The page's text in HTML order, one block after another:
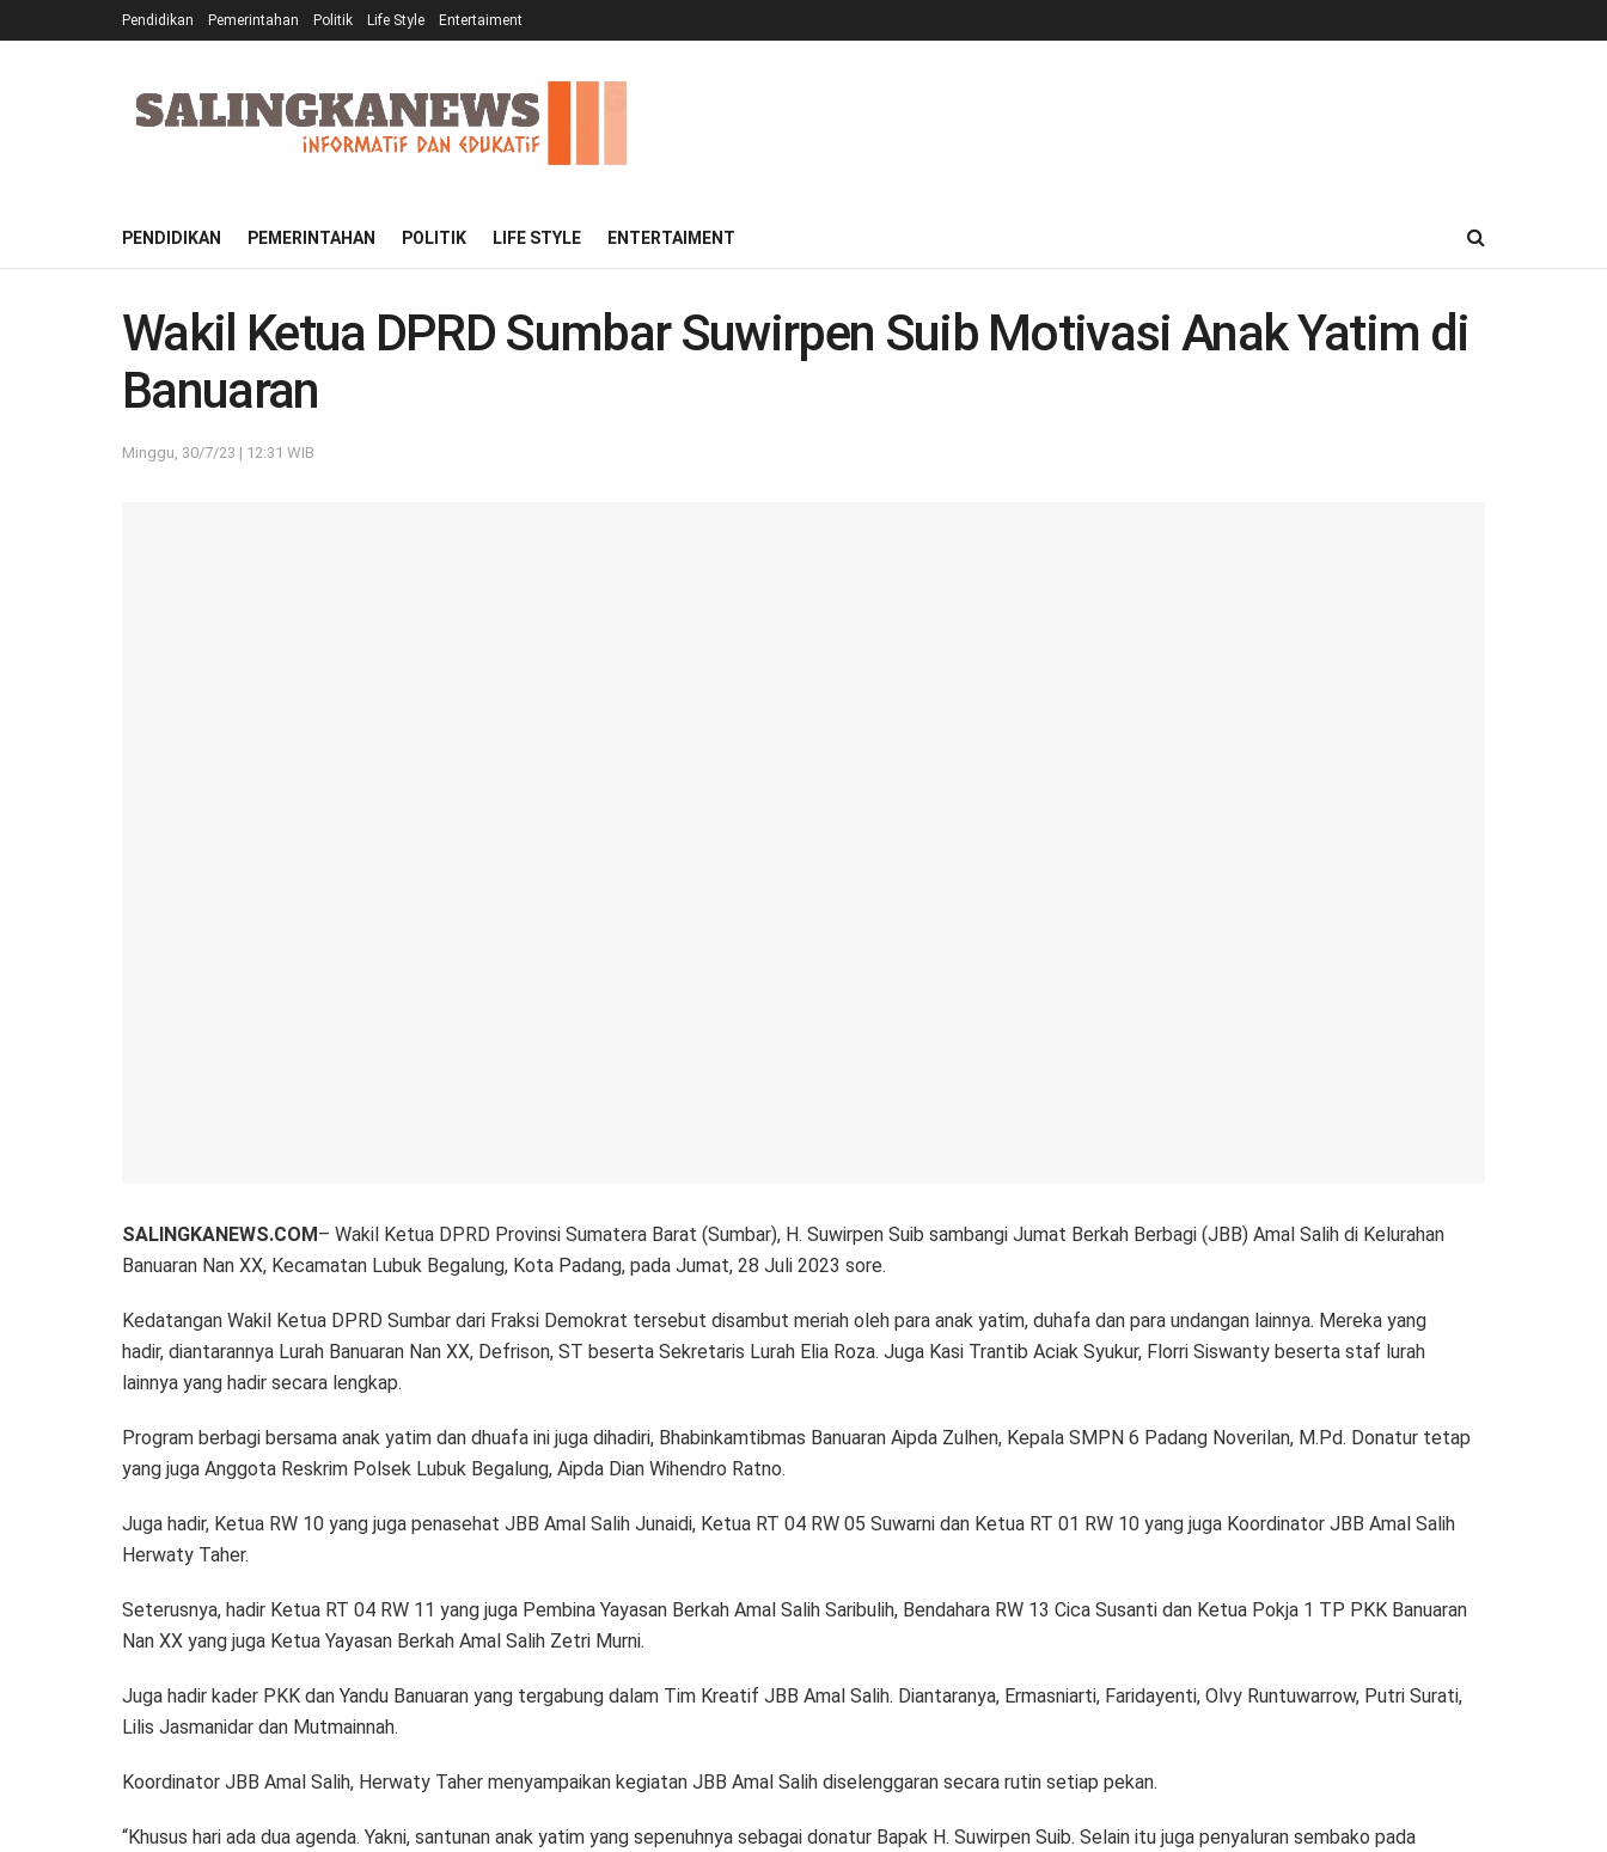
Pendidikan Pemerintahan Politik Life Style Entertaiment
PENDIDIKAN PEMERINTAHAN POLITIK LIFE STYLE ENTERTAIMENT
Wakil Ketua DPRD Sumbar Suwirpen Suib Motivasi Anak Yatim di
Banuaran
Minggu, 30/7/23 | 12:31 WIB
SALINGKANEWS.COM– Wakil Ketua DPRD Provinsi Sumatera Barat (Sumbar), H. Suwirpen Suib sambangi Jumat Berkah Berbagi (JBB) Amal Salih di Kelurahan
Banuaran Nan XX, Kecamatan Lubuk Begalung, Kota Padang, pada Jumat, 28 Juli 2023 sore.
Kedatangan Wakil Ketua DPRD Sumbar dari Fraksi Demokrat tersebut disambut meriah oleh para anak yatim, duhafa dan para undangan lainnya. Mereka yang
hadir, diantarannya Lurah Banuaran Nan XX, Defrison, ST beserta Sekretaris Lurah Elia Roza. Juga Kasi Trantib Aciak Syukur, Florri Siswanty beserta staf lurah
lainnya yang hadir secara lengkap.
Program berbagi bersama anak yatim dan dhuafa ini juga dihadiri, Bhabinkamtibmas Banuaran Aipda Zulhen, Kepala SMPN 6 Padang Noverilan, M.Pd. Donatur tetap
yang juga Anggota Reskrim Polsek Lubuk Begalung, Aipda Dian Wihendro Ratno.
Juga hadir, Ketua RW 10 yang juga penasehat JBB Amal Salih Junaidi, Ketua RT 04 RW 05 Suwarni dan Ketua RT 01 RW 10 yang juga Koordinator JBB Amal Salih
Herwaty Taher.
Seterusnya, hadir Ketua RT 04 RW 11 yang juga Pembina Yayasan Berkah Amal Salih Saribulih, Bendahara RW 13 Cica Susanti dan Ketua Pokja 1 TP PKK Banuaran
Nan XX yang juga Ketua Yayasan Berkah Amal Salih Zetri Murni.
Juga hadir kader PKK dan Yandu Banuaran yang tergabung dalam Tim Kreatif JBB Amal Salih. Diantaranya, Ermasniarti, Faridayenti, Olvy Runtuwarrow, Putri Surati,
Lilis Jasmanidar dan Mutmainnah.
Koordinator JBB Amal Salih, Herwaty Taher menyampaikan kegiatan JBB Amal Salih diselenggaran secara rutin setiap pekan.
“Khusus hari ada dua agenda. Yakni, santunan anak yatim yang sepenuhnya sebagai donatur Bapak H. Suwirpen Suib. Selain itu juga penyaluran sembako pada